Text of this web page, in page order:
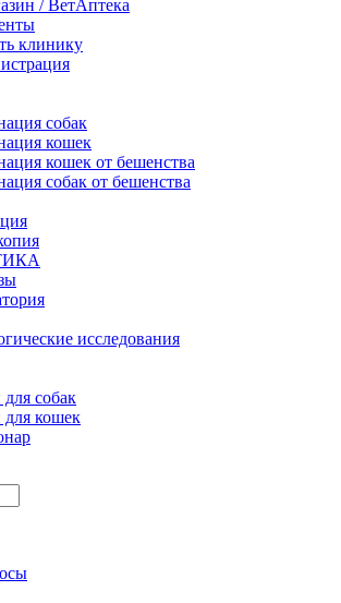
/ ВетАптека
клинику
собак
кошек
кошек от бешенства
собак от бешенства
исследования
для собак
для кошек